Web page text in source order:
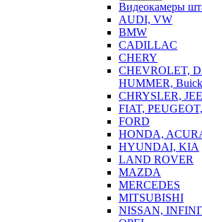
Видеокамеры
AUDI, VW
BMW
CADILLAC
CHERY
CHEVROLET,
HUMMER,
CHRYSLER,
FIAT,
FORD
HONDA,
HYUNDAI, KIA
LAND ROVER
MAZDA
MERCEDES
MITSUBISHI
NISSAN,